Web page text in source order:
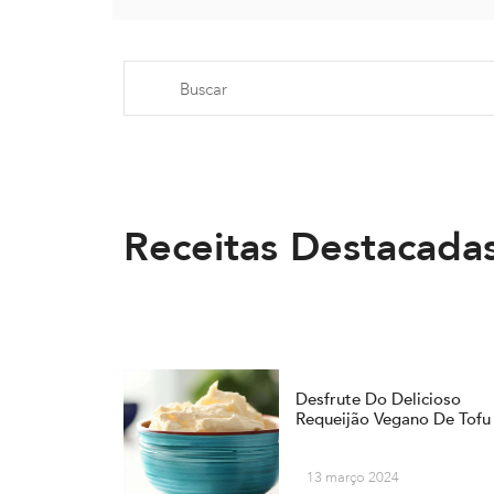
Receitas
Desfrute Do Delicioso
Requeijão Vegano De Tofu
13 março 2024